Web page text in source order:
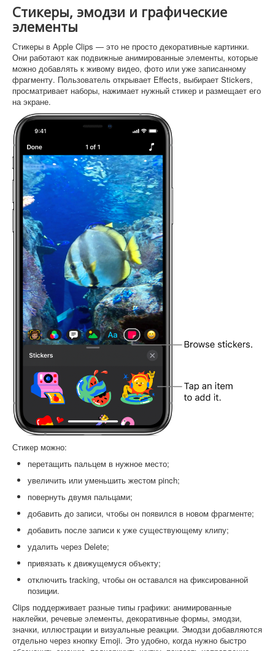
Стикеры, эмодзи и графические
элементы
Стикеры в Apple Clips — это не просто декоративные картинки.
Они работают как подвижные анимированные элементы, которые
можно добавлять к живому видео, фото или уже записанному
фрагменту. Пользователь открывает Effects, выбирает Stickers,
просматривает наборы, нажимает нужный стикер и размещает его
на экране.
Стикер можно:
перетащить пальцем в нужное место;
увеличить или уменьшить жестом pinch;
повернуть двумя пальцами;
добавить до записи, чтобы он появился в новом фрагменте;
добавить после записи к уже существующему клипу;
удалить через Delete;
привязать к движущемуся объекту;
отключить tracking, чтобы он оставался на фиксированной
позиции.
Clips поддерживает разные типы графики: анимированные
наклейки, речевые элементы, декоративные формы, эмодзи,
значки, иллюстрации и визуальные реакции. Эмодзи добавляются
отдельно через кнопку Emoji. Это удобно, когда нужно быстро